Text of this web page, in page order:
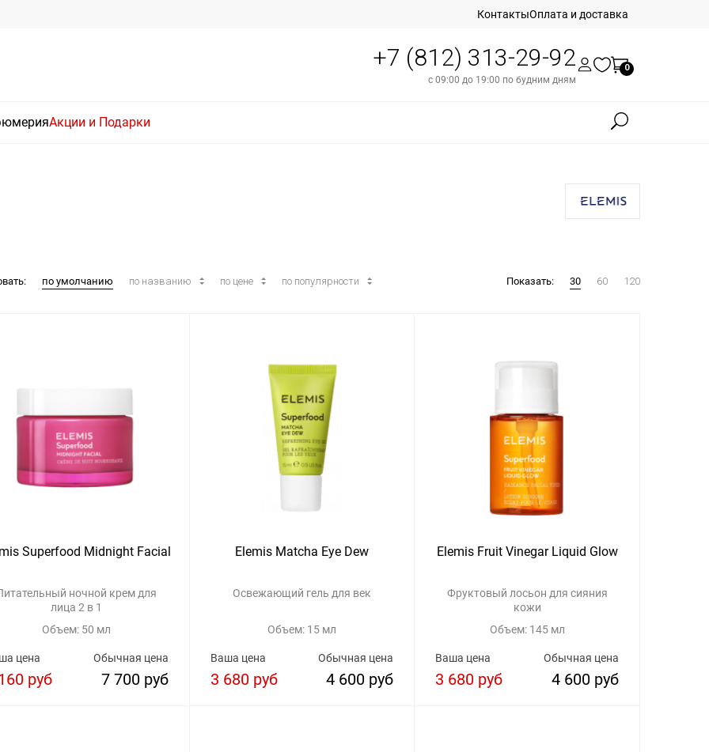
КонтактыОплата и доставка
+7 (812) 313-29-92
с 09:00 до 19:00 по будним дням
0
Акции и Подарки
по умолчанию по названию по цене по популярности Показать: 30 60 120
Superfood Midnight Facial
ночной крем для
лица 2 в 1
Объем: 50 мл
Обычная цена
7 700 руб
цена
руб
Elemis Matcha Eye Dew
Освежающий гель для век
Объем: 15 мл
Обычная цена
4 600 руб
Ваша цена
3 680 руб
Elemis Fruit Vinegar Liquid Glow
Фруктовый лосьон для сияния
кожи
Объем: 145 мл
Обычная цена
4 600 руб
Ваша цена
3 680 руб